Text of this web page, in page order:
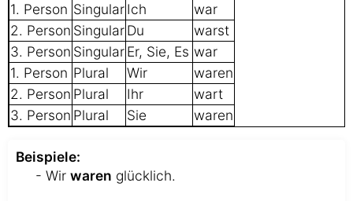
1. Person SingularIch
war
2. Person SingularDu
warst
3. Person SingularEr, Sie, Es war
1. Person Plural Wir
waren
2. Person Plural Ihr
wart
3. Person Plural Sie waren
Beispiele:
- Wir waren glücklich.